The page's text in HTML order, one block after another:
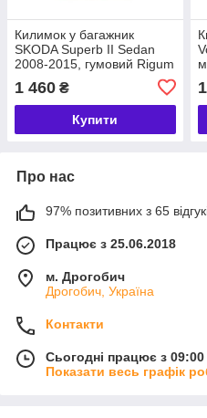
Килимок у багажник
SKODA Superb II Sedan
2008-2015, гумовий Rigum
1 460 ₴
Купити
Про нас
97% позитивних з 65
Працює з 25.06.2018
м. Дрогобич
Дрогобич, Україна
Контакти
Сьогодні працює з
Показати весь графік